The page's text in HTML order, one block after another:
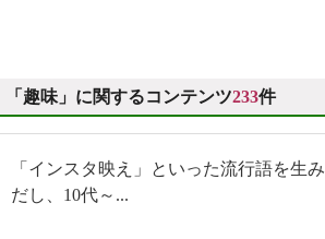
「趣味」に関するコンテンツ233件
「インスタ映え」といった流行語を生み
だし、10代～...